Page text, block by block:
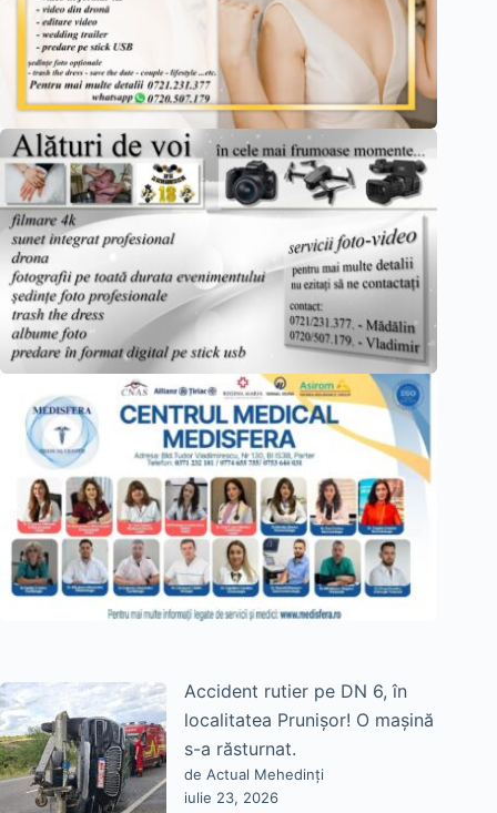
Accident rutier pe DN 6, în
localitatea Prunișor! O mașină
s-a răsturnat.
de Actual Mehedinți
iulie 23, 2026